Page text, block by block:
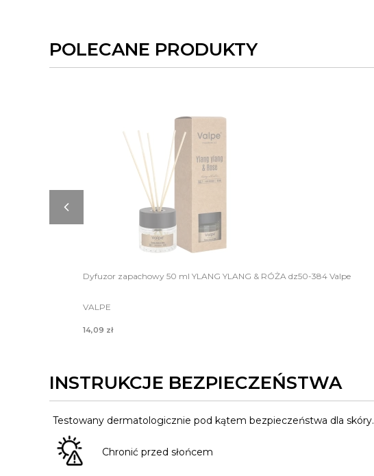
POLECANE PRODUKTY
Dyfuzor zapachowy 50 ml YLANG YLANG & RÓŻA dz50-384 Valpe
VALPE
14,09 zł
DO KOSZYKA
INSTRUKCJE BEZPIECZEŃSTWA
Testowany dermatologicznie pod kątem bezpieczeństwa dla skóry.
Chronić przed słońcem